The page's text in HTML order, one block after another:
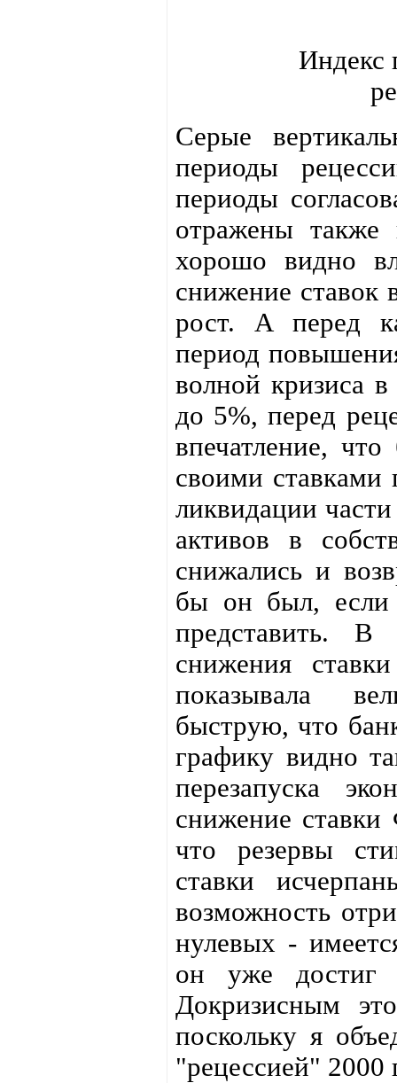
Индекс
Серые
периоды
периоды
отражены
хорошо видно
снижение ставок
рост. А перед
период
волной кризиса
до 5%, перед
впечатление,
своими ставками
ликвидации
активов в
снижались и
бы он был, если
представить. В
снижения
показывала
быструю, что
графику видно
перезапуска
снижение
что резервы
ставки
возможность
нулевых -
он уже достиг
Докризисным
поскольку я
"рецессией" 2000